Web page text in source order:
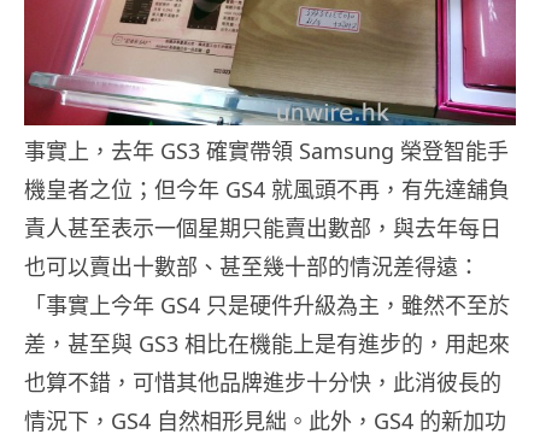
事實上，去年 GS3 確實帶領 Samsung 榮登智能手
機皇者之位；但今年 GS4 就風頭不再，有先達舖負
責人甚至表示一個星期只能賣出數部，與去年每日
也可以賣出十數部、甚至幾十部的情況差得遠：
「事實上今年 GS4 只是硬件升級為主，雖然不至於
差，甚至與 GS3 相比在機能上是有進步的，用起來
也算不錯，可惜其他品牌進步十分快，此消彼長的
情況下，GS4 自然相形見絀。此外，GS4 的新加功